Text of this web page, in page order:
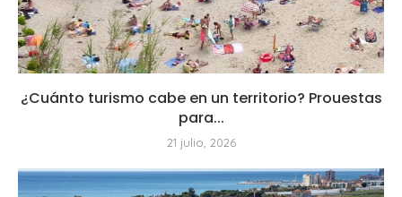
¿Cuánto turismo cabe en un territorio? Prouestas
para...
21 julio, 2026